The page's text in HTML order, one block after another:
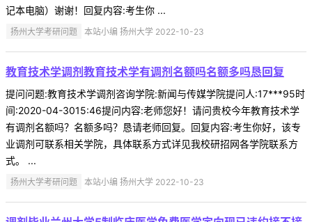
记本电脑）谢谢！回复内容:考生你 ...
扬州大学考研问题 本站小编 扬州大学 2022-10-23
教育技术学调剂教育技术学有调剂名额吗名额多吗恳回复
提问问题:教育技术学调剂咨询学院:新闻与传媒学院提问人:17***95时
间:2020-04-3015:46提问内容:老师您好！请问贵校今年教育技术学
有调剂名额吗？名额多吗？恳请老师回复。回复内容:考生你好，该专
业调剂可联系相关学院，具体联系方式详见我校研招网各学院联系方
式。 ...
扬州大学考研问题 本站小编 扬州大学 2022-10-23